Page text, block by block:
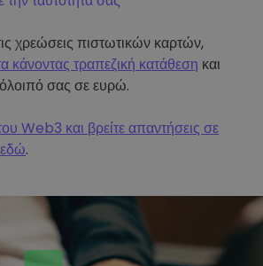
χρεώσεις πιστωτικών καρτών,
κάνοντας τραπεζική κατάθεση και
σας σε ευρώ.
Web3 και βρείτε απαντήσεις σε
.